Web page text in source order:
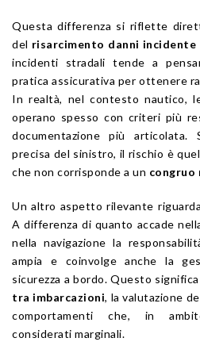
Questa differenza si riflette
del risarcimento danni incidente
incidenti stradali tende a
pratica assicurativa per ottenere
In realtà, nel contesto nautico,
operano spesso con criteri più
documentazione più articolata.
precisa del sinistro, il rischio è
che non corrisponde a un congruo
Un altro aspetto rilevante
A differenza di quanto accade
nella navigazione la
ampia e coinvolge anche la
sicurezza a bordo. Questo
tra imbarcazioni, la valutazione
comportamenti che, in
considerati marginali.